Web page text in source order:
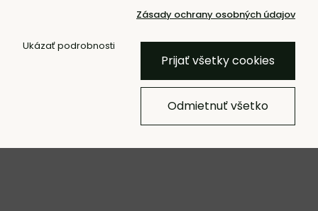
Úvod Stolovanie Koreničky
Mažiar a tĺčik Craft – čierny
Zásady ochrany osobných údajov
Ukázať podrobnosti
Prijať všetky cookies
Odmietnuť všetko